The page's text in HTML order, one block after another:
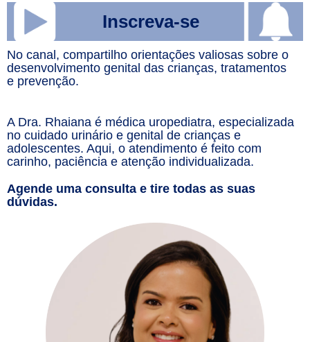
Inscreva-se
No canal, compartilho orientações valiosas sobre o
desenvolvimento genital das crianças, tratamentos
e prevenção.
A Dra. Rhaiana é médica uropediatra, especializada
no cuidado urinário e genital de crianças e
adolescentes. Aqui, o atendimento é feito com
carinho, paciência e atenção individualizada.
Agende uma consulta e tire todas as suas
dúvidas.